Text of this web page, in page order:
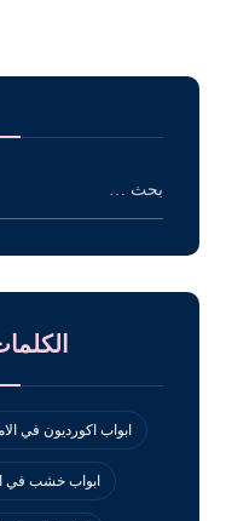
ابواب اكورديون في
ابواب خشب في